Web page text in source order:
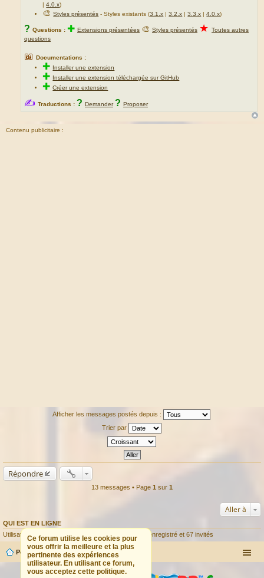
|4.0.x)
🎨Styles présentés - Styles existants (3.1.x |3.2.x |3.3.x |4.0.x)
? Questions : ✚ Extensions présentées 🎨 Styles présentés ★ Toutes autres
questions
📖 Documentations :
✚ Installer une extension
✚ Installer une extension téléchargée sur GitHub
✚Créer une extension
✍ Traductions : ? Demander ? Proposer
Contenu publicitaire :
Afficher les messages postés depuis :
Trier par
Répondre
13 messages • Page 1 sur 1
Aller à
QUI EST EN LIGNE
Utilisateurs parcourant ce forum : Aucun utilisateur enregistré et 67 invités
Ce forum utilise les cookies pour
vous offrir la meilleure et la plus
pertinente des expériences
utilisateur. En utilisant ce forum,
vous acceptez cette politique.
Portail Forum